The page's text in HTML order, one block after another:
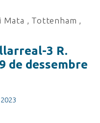
Mata , Tottenham ,
3 R.
de dessembre